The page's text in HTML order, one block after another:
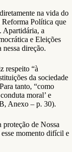
na vida do
Reforma Política que
Apartidária, a
e Eleições
direção.
respeito “à
da sociedade
tanto, “como
moral’ e
Anexo – p. 30).
de Nossa
momento difícil e